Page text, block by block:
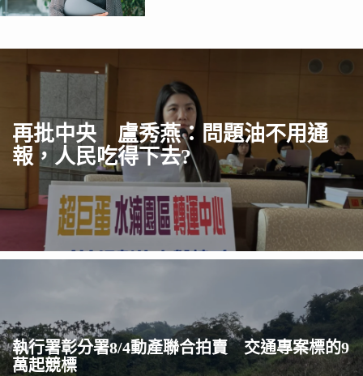
再批中央 盧秀燕：問題油不用通
報，人民吃得下去?
執行署彰分署8/4動產聯合拍賣 交通專案標的9
萬起競標